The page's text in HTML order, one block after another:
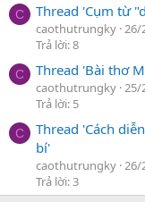
C Thread 'Cụm từ
caothutrungky 26/
Trả lời: 8
C Thread 'Bài thơ
caothutrungky 25/
Trả lời: 5
C
Thread 'Cách
bí'
caothutrungky 26/
Trả lời: 3